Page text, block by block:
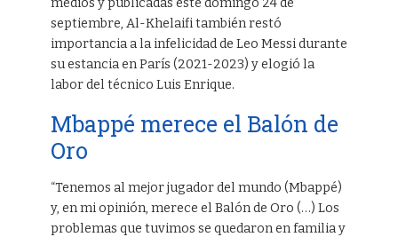
septiembre, Al-Khelaifi también restó
importancia a la infelicidad de Leo Messi durante
su estancia en París (2021-2023) y elogió la
labor del técnico Luis Enrique.
Mbappé merece el Balón de
Oro
“Tenemos al mejor jugador del mundo (Mbappé)
y, en mi opinión, merece el Balón de Oro (…) Los
problemas que tuvimos se quedaron en familia y